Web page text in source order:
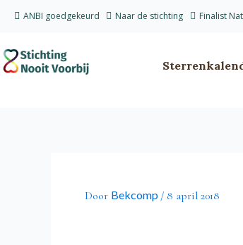
inhoud
ANBI goedgekeurd Naar de stichting Finalist
Door Bekcomp / 8 april 2018